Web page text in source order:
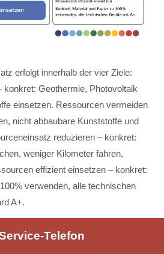
erfolgt innerhalb der vier Ziele:
konkret: Geothermie, Photovoltaik
einsetzen. Ressourcen vermeiden
nicht abbaubare Kunststoffe und
reduzieren – konkret:
weniger Kilometer fahren,
effizient einsetzen – konkret:
verwenden, alle technischen
A+.
Telefon